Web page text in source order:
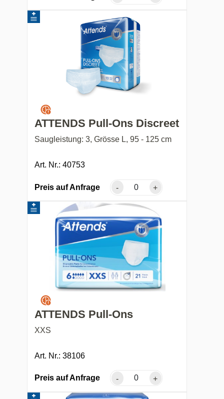
ATTENDS Pull-Ons Discreet
Saugleistung: 3, Grösse L, 95 - 125 cm
Art. Nr.: 40753
Preis auf Anfrage - +
ATTENDS Pull-Ons
XXS
Art. Nr.: 38106
Preis auf Anfrage - +